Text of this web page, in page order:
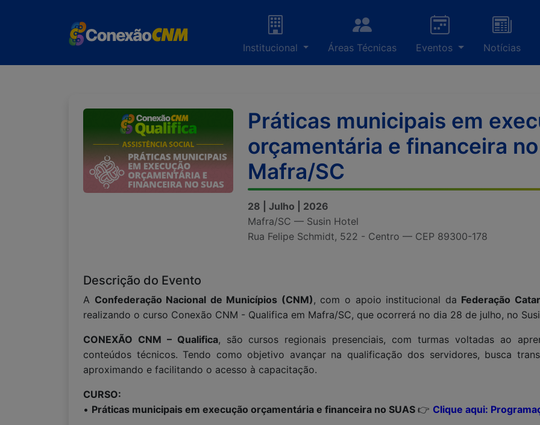
Institucional Áreas Técnicas Eventos Notícias
Práticas municipais em
orçamentária e financeira
Mafra/SC
28 | Julho | 2026
Mafra/SC — Susin Hotel
Rua Felipe Schmidt, 522 - Centro — CEP 89300-178
Descrição do Evento
A Confederação Nacional de Municípios (CNM), com o apoio institucional da Federação
realizando o curso Conexão CNM - Qualifica em Mafra/SC, que ocorrerá no dia 28 de julho, no
CONEXÃO CNM – Qualifica, são cursos regionais presenciais, com turmas voltadas ao
conteúdos técnicos. Tendo como objetivo avançar na qualificação dos servidores, busca
aproximando e facilitando o acesso à capacitação.
CURSO:
• Práticas municipais em execução orçamentária e financeira no SUAS 👉 Clique aqui: